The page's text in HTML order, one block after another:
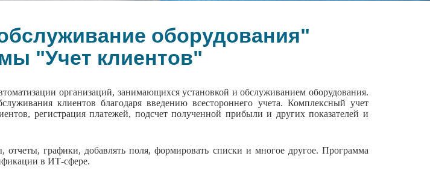
оборудования"
"Учет клиентов"
организаций, занимающихся установкой и обслуживанием оборудования.
клиентов благодаря введению всестороннего учета. Комплексный учет
регистрация платежей, подсчет полученной прибыли и других показателей и
отчеты, графики, добавлять поля, формировать списки и многое другое. Программа
в ИТ-сфере.